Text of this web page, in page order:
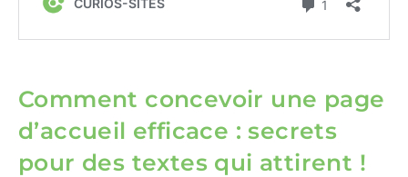
Comment concevoir une page
d’accueil efficace : secrets
pour des textes qui attirent !